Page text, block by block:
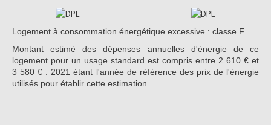
Logement à consommation énergétique excessive : classe F
Montant estimé des dépenses annuelles d'énergie de ce
logement pour un usage standard est compris entre 2 610 € et
3 580 € . 2021 étant l'année de référence des prix de l'énergie
utilisés pour établir cette estimation.